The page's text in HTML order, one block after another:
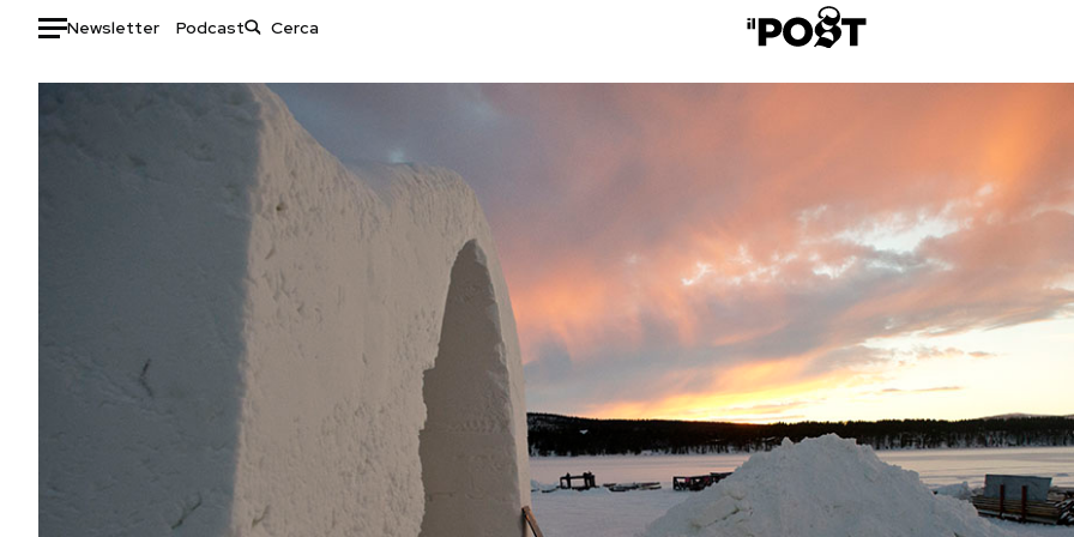
Newsletter Podcast
Auto
Scienza
Storie/Idee
Altrecose
Mondiali calcio 2026